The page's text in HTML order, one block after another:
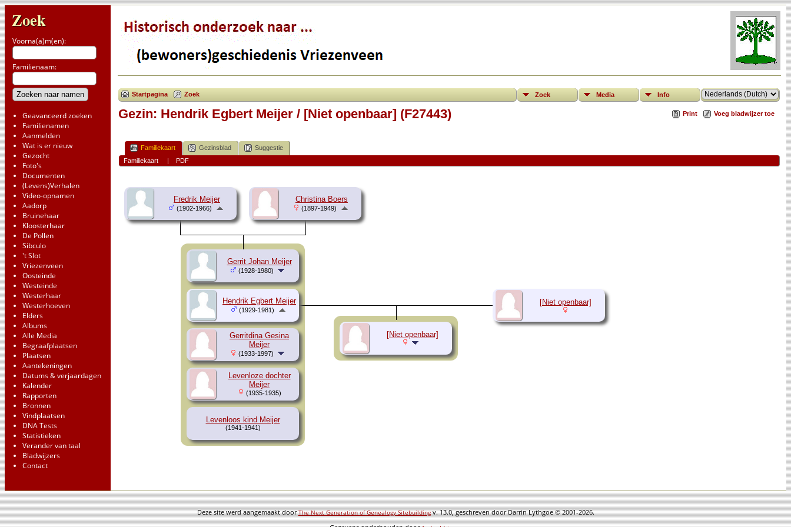
Zoek
Voorna(a)m(en):
Familienaam:
Geavanceerd zoeken
Familienamen
Aanmelden
Wat is er nieuw
Gezocht
Foto's
Documenten
(Levens)Verhalen
Video-opnamen
Aadorp
Bruinehaar
Kloosterhaar
De Pollen
Sibculo
't Slot
Vriezenveen
Oosteinde
Westeinde
Westerhaar
Westerhoeven
Elders
Albums
Alle Media
Begraafplaatsen
Plaatsen
Aantekeningen
Datums & verjaardagen
Kalender
Rapporten
Bronnen
Vindplaatsen
DNA Tests
Statistieken
Verander van taal
Bladwijzers
Contact
Startpagina Zoek Zoek Media Info
Print Voeg bladwijzer toe
Gezin: Hendrik Egbert Meijer / [Niet openbaar] (F27443)
Familiekaart Gezinsblad
Suggestie
Familiekaart
| PDF
Fredrik Meijer
(1902-1966)
Christina Boers
(1897-1949)
Gerrit Johan Meijer
(1928-1980)
Gerritdina Gesina
Meijer
(1933-1997)
Levenloze dochter
Meijer
(1935-1935)
Levenloos kind Meijer
(1941-1941)
Hendrik Egbert Meijer
(1929-1981)
[Niet openbaar]
[Niet openbaar]
Deze site werd aangemaakt doorThe Next Generation of Genealogy Sitebuildingv. 13.0, geschreven door Darrin Lythgoe © 2001-2026.